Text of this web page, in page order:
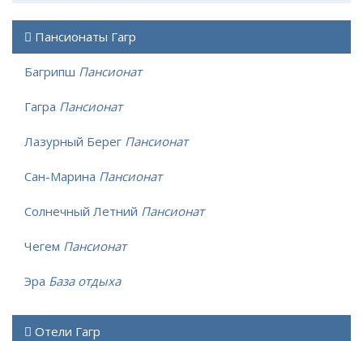
Пансионаты Гагр
Багрипш Пансионат
Гагра Пансионат
Лазурный Берег Пансионат
Сан-Марина Пансионат
Солнечный Летний Пансионат
Чегем Пансионат
Эра База отдыха
Отели Гагр